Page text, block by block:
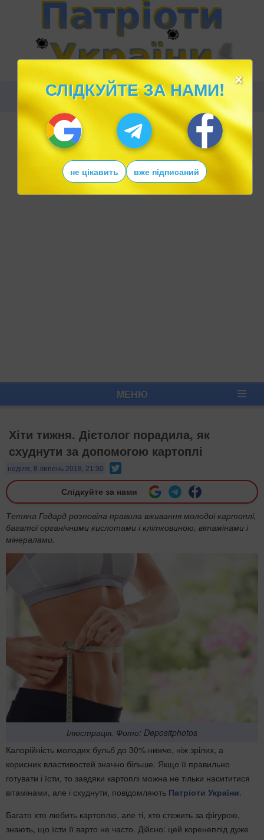
МЕНЮ
Хіти тижня. Дієтолог порадила, як
схуднути за допомогою картоплі
неділя, 8 липень 2018, 21:30
Слідкуйте за нами
Тетяна Годард розповіла правила вживання молодої картоплі,
багатої органічними кислотами і клітковиною, вітамінами і
мінералами.
Ілюстрація. Фото: Depositphotos
Калорійність молодих бульб до 30% нижче, ніж зрілих, а
корисних властивостей значно більше. Якщо її правильно
готувати і їсти, то завдяки картоплі можна не тільки насититися
вітамінами, але і схуднути, повідомляють Патріоти України
Багато хто любить картоплю, але ті, хто стежить за фігурою,
знають, що їсти її варто не часто. Дійсно: цей коренеплід дуже
×
СЛІДКУЙТЕ ЗА НАМИ!
не цікавить вже підписаний